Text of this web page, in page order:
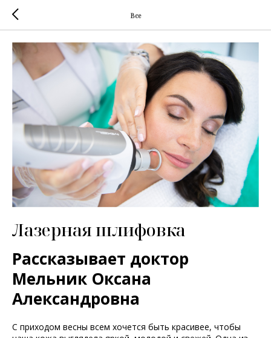
Все
Лазерная шлифовка
Рассказывает доктор
Мельник Оксана
Александровна
С приходом весны всем хочется быть красивее, чтобы